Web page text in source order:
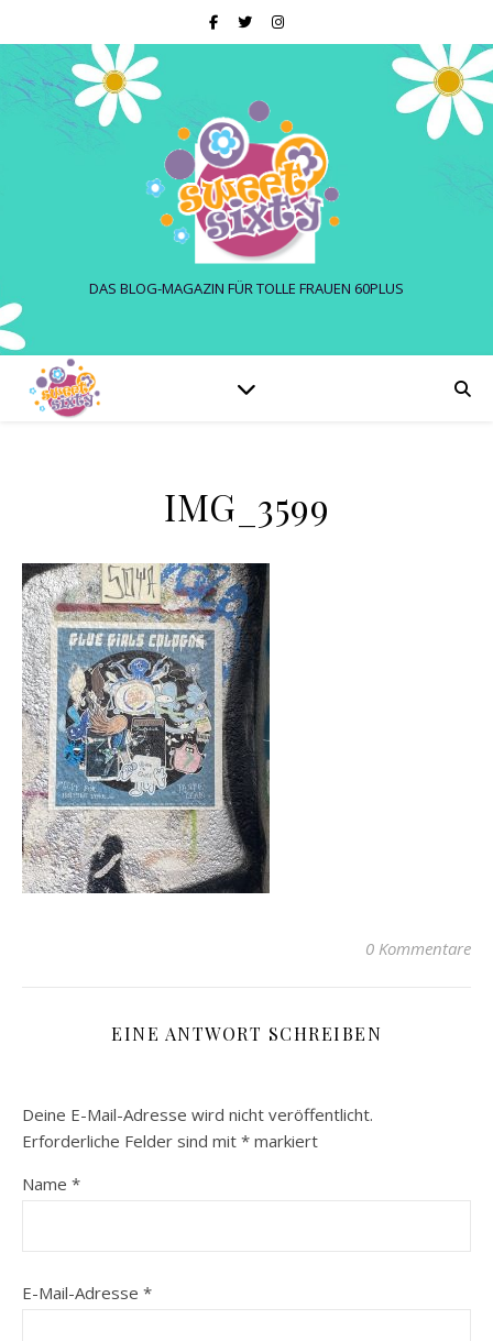
DAS BLOG-MAGAZIN FÜR TOLLE FRAUEN 60PLUS
IMG_3599
0 Kommentare
EINE ANTWORT SCHREIBEN
Deine E-Mail-Adresse wird nicht veröffentlicht.
Erforderliche Felder sind mit * markiert
Name *
E-Mail-Adresse *